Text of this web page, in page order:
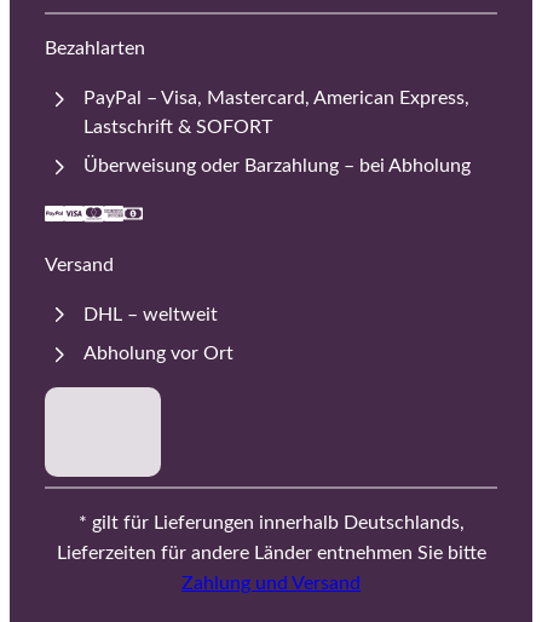
Bezahlarten
PayPal – Visa, Mastercard, American Express,
Lastschrift & SOFORT
Überweisung oder Barzahlung – bei Abholung
Versand
DHL – weltweit
Abholung vor Ort
* gilt für Lieferungen innerhalb Deutschlands,
Lieferzeiten für andere Länder entnehmen Sie bitte
Zahlung und Versand